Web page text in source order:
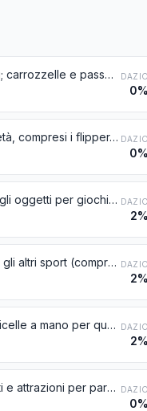
Tricicli, monopattini, automobiline a pedali e giocattoli a ruote simili; carrozzelle e passeggini per bambole; bambole; altri giocattoli; modelli ridotti e modelli simili per il divertimento, anche animati; puzzle di ogni specie DAZIO
0%
Console e apparecchi per videogiochi, giochi da tavolo o di società, compresi i flipper, i bigliardi, i tavoli speciali per i giochi del casinò e i giochi di birilli automatici (per esempio: bowling), apparecchi da divertimento azionati mediante monete, banconote, carta bancaria, gettoni o qualsiasi altro mezzo di pagamento DAZIO
0%
Oggetti per feste, per carnevale o per altri divertimenti, compresi gli oggetti per giochi di prestigio ed oggetti-sorprese DAZIO
2%
Oggetti ed attrezzi per l'educazione fisica, la ginnastica, l'atletica, gli altri sport (compreso il tennis da tavolo) o i giochi all'aperto, non nominati né compresi altrove in questo capitolo; piscine e vasche per sguazzare DAZIO
2%
Canne da pesca, ami ed altri oggetti per la pesca con la lenza; reticelle a mano per qualsiasi uso; richiami (diversi da quelli delle voci 9208 o 9705) ed oggetti simili per la caccia DAZIO
2%
Circhi ambulanti e serragli ambulanti; giostre per parchi divertimenti e attrazioni per parchi acquatici; attrazioni da fiera, compresi i padiglioni da tiro; teatri ambulanti DAZIO
0%